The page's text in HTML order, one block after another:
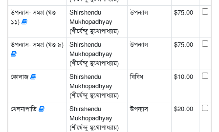
উপন্যাস- সমগ্র (খণ্ড
১১)
Shirshendu
Mukhopadhyay
(শীর্ষেন্দু মুখোপাধ্যায়)
উপন্যাস $75.00
উপন্যাস- সমগ্র (খণ্ড ৯)
Shirshendu
Mukhopadhyay
(শীর্ষেন্দু মুখোপাধ্যায়)
উপন্যাস $75.00
কোলাজ
Shirshendu
Mukhopadhyay
(শীর্ষেন্দু মুখোপাধ্যায়)
বিবিধ $10.00
খেলনাপাতি
Shirshendu
Mukhopadhyay
(শীর্ষেন্দু মুখোপাধ্যায়)
উপন্যাস $20.00